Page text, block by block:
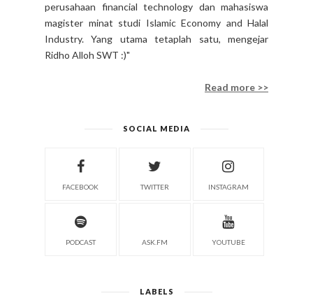
perusahaan financial technology dan mahasiswa
magister minat studi Islamic Economy and Halal
Industry. Yang utama tetaplah satu, mengejar
Ridho Alloh SWT :)"
Read more >>
SOCIAL MEDIA
FACEBOOK TWITTER INSTAGRAM
PODCAST ASK.FM YOUTUBE
LABELS